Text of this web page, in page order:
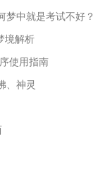
梦中就是考试不好？
境解析
使用指南
、神灵